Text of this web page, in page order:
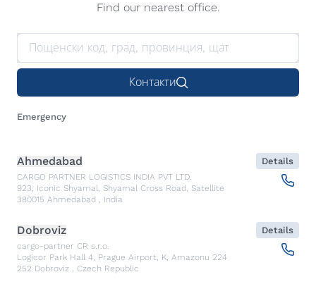
Find our nearest office.
Контакти
Emergency
Ahmedabad
CARGO PARTNER LOGISTICS INDIA PVT LTD.
923, Iconic Shyamal, Shyamal Cross Road, Satellite
380015 Ahmedabad , India
Details
Dobroviz
cargo-partner CR s.r.o.
Logicor Park Hall 4, Prague Airport, K, Amazonu 224
252 Dobroviz , Czech Republic
Details